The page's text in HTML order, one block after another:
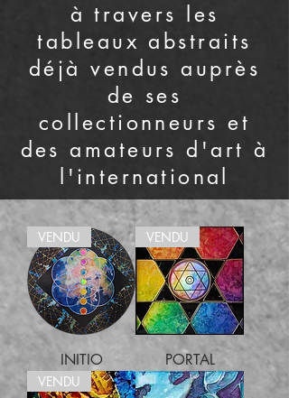
à travers les
tableaux abstraits
déjà vendus auprès
de ses
collectionneurs et
des amateurs d'art à
l'international
VENDU
INITIO
VENDU
PORTAL
VENDU